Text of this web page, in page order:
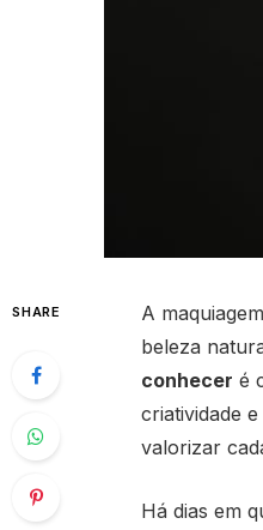
SHARE
A
beleza
conhecer é
criatividade
valorizar
Há dias em